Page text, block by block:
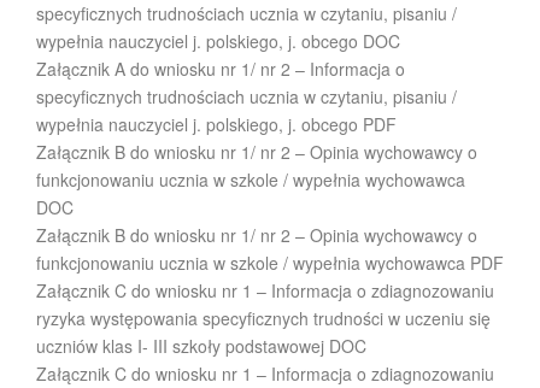
specyficznych trudnościach ucznia w czytaniu, pisaniu /
wypełnia nauczyciel j. polskiego, j. obcego DOC
Załącznik A do wniosku nr 1/ nr 2 – Informacja o
specyficznych trudnościach ucznia w czytaniu, pisaniu /
wypełnia nauczyciel j. polskiego, j. obcego PDF
Załącznik B do wniosku nr 1/ nr 2 – Opinia wychowawcy o
funkcjonowaniu ucznia w szkole / wypełnia wychowawca
DOC
Załącznik B do wniosku nr 1/ nr 2 – Opinia wychowawcy o
funkcjonowaniu ucznia w szkole / wypełnia wychowawca PDF
Załącznik C do wniosku nr 1 – Informacja o zdiagnozowaniu
ryzyka występowania specyficznych trudności w uczeniu się
uczniów klas I- III szkoły podstawowej DOC
Załącznik C do wniosku nr 1 – Informacja o zdiagnozowaniu